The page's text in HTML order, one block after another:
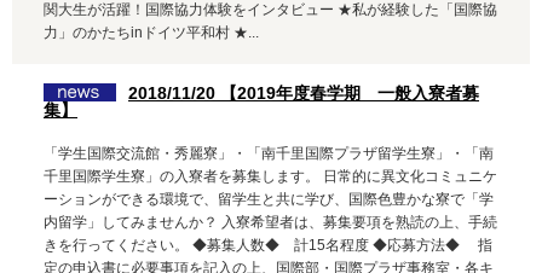
関大生が活躍！国際協力体験をインタビュー ★私が経験した「国際協
力」のかたちinドイツ平和村 ★...
2018/11/20 【2019年度春学期 一般入寮者募
集】
「学生国際交流館・秀麗寮」・「南千里国際プラザ留学生寮」・「南
千里国際学生寮」の入寮者を募集します。 日常的に異文化コミュニケ
ーションができる環境で、留学生と共に学び、国際色豊かな寮で「学
内留学」してみませんか？ 入寮希望者は、募集要項を熟読の上、手続
きを行ってください。 ◆募集人数◆ 計15名程度 ◆応募方法◆ 指
定の申込書に必要事項を記入の上、国際部・国際プラザ事務室・各キ